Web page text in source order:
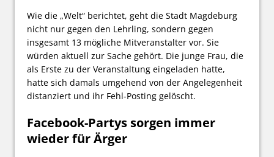
Wie die „Welt“ berichtet, geht die Stadt Magdeburg
nicht nur gegen den Lehrling, sondern gegen
insgesamt 13 mögliche Mitveranstalter vor. Sie
würden aktuell zur Sache gehört. Die junge Frau, die
als Erste zu der Veranstaltung eingeladen hatte,
hatte sich damals umgehend von der Angelegenheit
distanziert und ihr Fehl-Posting gelöscht.
Facebook-Partys sorgen immer
wieder für Ärger